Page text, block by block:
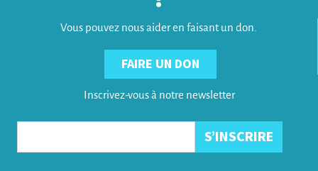
Vous pouvez nous aider en faisant un don.
FAIRE UN DON
Inscrivez-vous à notre newsletter